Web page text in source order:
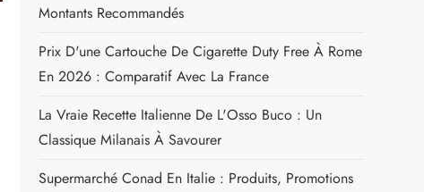
Montants Recommandés
Prix D'une Cartouche De Cigarette Duty Free À Rome
En 2026 : Comparatif Avec La France
La Vraie Recette Italienne De L'Osso Buco : Un
Classique Milanais À Savourer
Supermarché Conad En Italie : Produits, Promotions